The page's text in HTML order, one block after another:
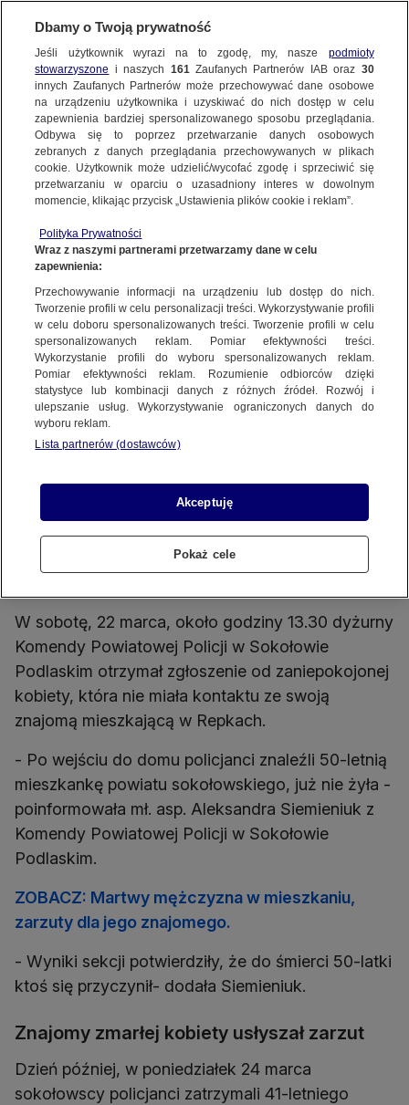
WARSZAWA
OKOLICE
Nie żyje kobieta, zarzuty dla jej znajomego
29.03.2025, 14:25
Udostępnij
Źródło wideo: KPP Sokołów Podlaski
Źródło zdj. gł.: KPP w Sokołowie
Policjanci w jednym z domów w Repkach na
Mazowszu znaleźli ciało 50-letniej kobiety. Jej
znajomy, 41-latek, usłyszał zarzuty, grozi mu
W sobotę, 22 marca, około godziny 13.30 dyżurny
Komendy Powiatowej Policji w Sokołowie
Podlaskim otrzymał zgłoszenie od zaniepokojonej
kobiety, która nie miała kontaktu ze swoją
znajomą mieszkającą w Repkach.
- Po wejściu do domu policjanci znaleźli 50-letnią
mieszkankę powiatu sokołowskiego, już nie żyła -
poinformowała mł. asp. Aleksandra Siemieniuk z
Komendy Powiatowej Policji w Sokołowie
Podlaskim.
ZOBACZ: Martwy mężczyzna w mieszkaniu,
zarzuty dla jego znajomego.
- Wyniki sekcji potwierdziły, że do śmierci 50-latki
ktoś się przyczynił- dodała Siemieniuk.
Znajomy zmarłej kobiety usłyszał zarzut
Dzień później, w poniedziałek 24 marca
sokołowscy policjanci zatrzymali 41-letniego
Dbamy o Twoją prywatność
Jeśli użytkownik wyrazi na to zgodę, my, nasze podmioty
stowarzyszone i naszych 161Zaufanych Partnerów IAB oraz 30
innych Zaufanych Partnerów może przechowywać dane osobowe
na urządzeniu użytkownika i uzyskiwać do nich dostęp w celu
zapewnienia bardziej spersonalizowanego sposobu przeglądania.
Odbywa się to poprzez przetwarzanie danych osobowych
zebranych z danych przeglądania przechowywanych w plikach
cookie. Użytkownik może udzielić/wycofać zgodę i sprzeciwić się
przetwarzaniu w oparciu o uzasadniony interes w dowolnym
momencie, klikając przycisk „Ustawienia plików cookie i reklam”.
Polityka Prywatności
Wraz z naszymi partnerami przetwarzamy dane w celu
zapewnienia:
Przechowywanie informacji na urządzeniu lub dostęp do nich.
Tworzenie profili w celu personalizacji treści. Wykorzystywanie profili
w celu doboru spersonalizowanych treści. Tworzenie profili w celu
spersonalizowanych reklam. Pomiar efektywności treści.
Wykorzystanie profili do wyboru spersonalizowanych reklam.
Pomiar efektywności reklam. Rozumienie odbiorców dzięki
statystyce lub kombinacji danych z różnych źródeł. Rozwój i
ulepszanie usług. Wykorzystywanie ograniczonych danych do
wyboru reklam.
Lista partnerów (dostawców)
Akceptuję
Pokaż cele